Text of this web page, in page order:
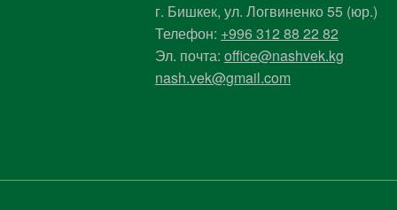
г. Бишкек, ул. Логвиненко 55 (юр.)
Телефон: +996 312 88 22 82
Эл. почта: office@nashvek.kg
nash.vek@gmail.com